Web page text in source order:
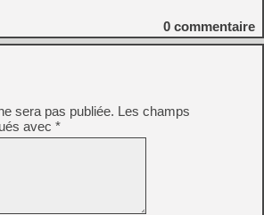
0 commentaire
sera pas publiée. Les champs
avec *